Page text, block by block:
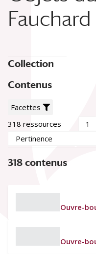
Fauchard
Collection
Contenus
Beauregard
Luer (2)
Date
Entre
19e siècle(1)
Lieu de conservation
Assistance Publique-
(318)
Facettes
318 ressources
318 contenus
Ouvre-
Ouvre-